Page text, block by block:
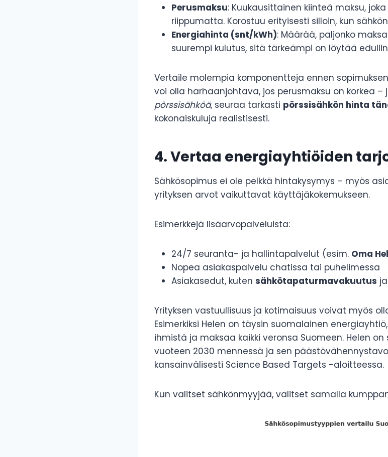
Perusmaksu: Kuukausittainen kiinteä maksu,
riippumatta. Korostuu erityisesti silloin, kun
Energiahinta (snt/kWh): Määrää, paljonko
suurempi kulutus, sitä tärkeämpi on löytää
Vertaile molempia komponentteja ennen
voi olla harhaanjohtava, jos perusmaksu on korkea –
pörssisähköä, seuraa tarkasti pörssisähkön hinta
kokonaiskuluja realistisesti.
4. Vertaa energiayhtiöiden
Sähkösopimus ei ole pelkkä hintakysymys – myös
yrityksen arvot vaikuttavat käyttäjäkokemukseen.
Esimerkkejä lisäarvopalveluista:
24/7 seuranta- ja hallintapalvelut (esim. Oma
Nopea asiakaspalvelu chatissa tai puhelimessa
Asiakasedut, kuten sähkötapaturmavakuutus ja
Yrityksen vastuullisuus ja kotimaisuus voivat myös
Esimerkiksi Helen on täysin suomalainen
ihmistä ja maksaa kaikki veronsa Suomeen. Helen
vuoteen 2030 mennessä ja sen
kansainvälisesti Science Based Targets -aloitteessa.
Kun valitset sähkönmyyjää, valitset samalla